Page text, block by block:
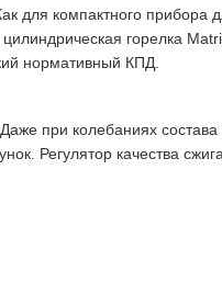
для компактного прибора
горелка
нормативный КПД.
при колебаниях состава
Регулятор качества